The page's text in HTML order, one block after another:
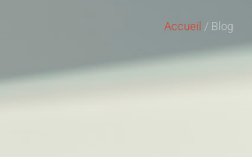
Accueil / Blog